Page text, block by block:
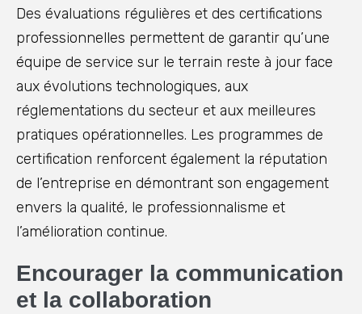
Des évaluations régulières et des certifications
professionnelles permettent de garantir qu’une
équipe de service sur le terrain reste à jour face
aux évolutions technologiques, aux
réglementations du secteur et aux meilleures
pratiques opérationnelles. Les programmes de
certification renforcent également la réputation
de l’entreprise en démontrant son engagement
envers la qualité, le professionnalisme et
l’amélioration continue.
Encourager la communication
et la collaboration